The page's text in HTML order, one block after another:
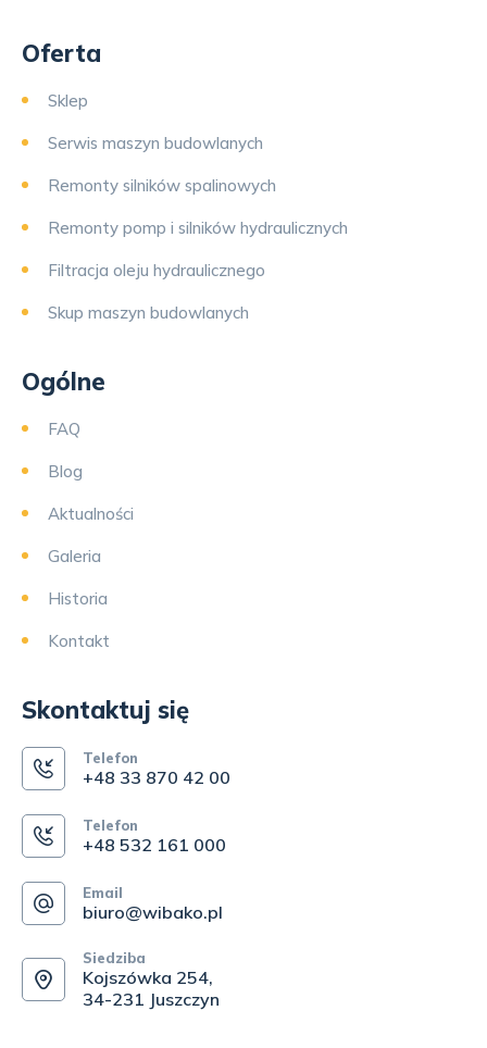
Oferta
Sklep
Serwis maszyn budowlanych
Remonty silników spalinowych
Remonty pomp i silników hydraulicznych
Filtracja oleju hydraulicznego
Skup maszyn budowlanych
Ogólne
FAQ
Blog
Aktualności
Galeria
Historia
Kontakt
Skontaktuj się
Telefon
+48 33 870 42 00
Telefon
+48 532 161 000
Email
biuro@wibako.pl
Siedziba
Kojszówka 254,
34-231 Juszczyn